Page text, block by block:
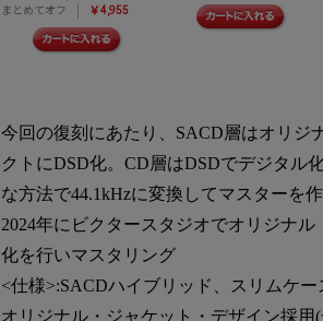
まとめてオフ
￥4,955
今回の復刻にあたり、SACD層はオリジ
クトにDSD化。CD層はDSDでデジタル
な方法で44.1kHzに変換してマスターを作
2024年にビクタースタジオでオリジナ
化を行いマスタリング
<仕様>:SACDハイブリッド、スリムケ
オリジナル・ジャケット・デザイン採